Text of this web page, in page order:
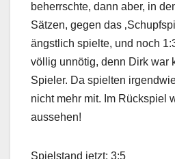
beherrschte, dann aber, in
Sätzen, gegen das
ängstlich spielte, und noch
völlig unnötig, denn Dirk war
Spieler. Da spielten
nicht mehr mit. Im Rückspiel
aussehen!
Spielstand jetzt: 3:5